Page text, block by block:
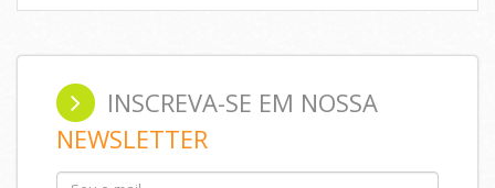
INSCREVA-SE EM NOSSA
NEWSLETTER